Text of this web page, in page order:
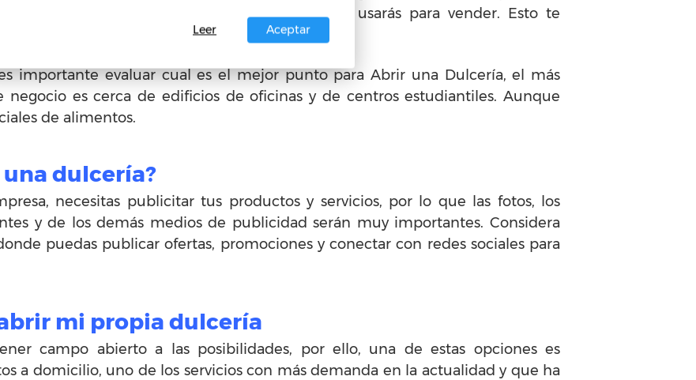
para abrirse y las estrategias iniciales que usarás para vender. Esto te
inicial que vas a necesitar.
importante evaluar cual es el mejor punto para Abrir una Dulcería, el más
es cerca de edificios de oficinas y de centros estudiantiles. Aunque
de alimentos.
dulcería?
necesitas publicitar tus productos y servicios, por lo que las fotos, los
y de los demás medios de publicidad serán muy importantes. Considera
puedas publicar ofertas, promociones y conectar con redes sociales para
mi propia dulcería
campo abierto a las posibilidades, por ello, una de estas opciones es
a domicilio, uno de los servicios con más demanda en la actualidad y que ha
Aceptar
Leer